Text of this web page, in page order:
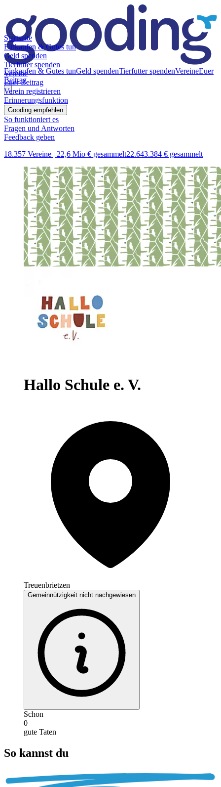
Einkaufen & Gutes tunGeld spendenTierfutter spendenVereineEuer
Beitrag
Startseite
Einkaufen & Gutes tun
Geld spenden
Tierfutter spenden
Vereine
Euer Beitrag
Verein registrieren
Erinnerungsfunktion
Gooding empfehlen
So funktioniert es
Fragen und Antworten
Feedback geben
18.357 Vereine | 22,6 Mio € gesammelt22.643.384 € gesammelt
Hallo Schule e. V.
Treuenbrietzen
Gemeinnützigkeit nicht nachgewiesen
Schon
0
gute Taten
So kannst du